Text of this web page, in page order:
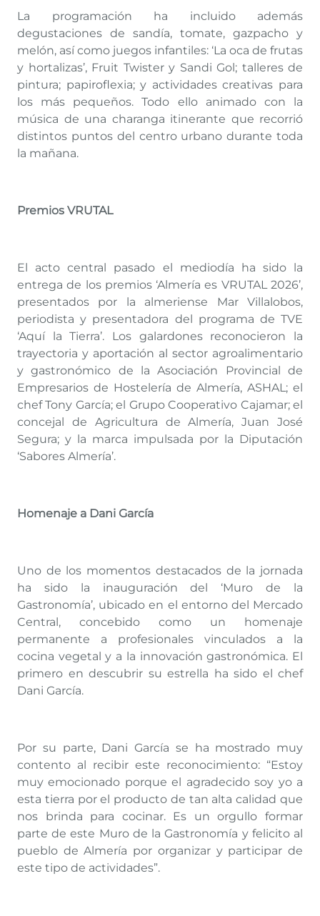
La programación ha incluido además
degustaciones de sandía, tomate, gazpacho y
melón, así como juegos infantiles: ‘La oca de frutas
y hortalizas’, Fruit Twister y Sandi Gol; talleres de
pintura; papiroflexia; y actividades creativas para
los más pequeños. Todo ello animado con la
música de una charanga itinerante que recorrió
distintos puntos del centro urbano durante toda
la mañana.
Premios VRUTAL
El acto central pasado el mediodía ha sido la
entrega de los premios ‘Almería es VRUTAL 2026’,
presentados por la almeriense Mar Villalobos,
periodista y presentadora del programa de TVE
‘Aquí la Tierra’. Los galardones reconocieron la
trayectoria y aportación al sector agroalimentario
y gastronómico de la Asociación Provincial de
Empresarios de Hostelería de Almería, ASHAL; el
chef Tony García; el Grupo Cooperativo Cajamar; el
concejal de Agricultura de Almería, Juan José
Segura; y la marca impulsada por la Diputación
‘Sabores Almería’.
Homenaje a Dani García
Uno de los momentos destacados de la jornada
ha sido la inauguración del ‘Muro de la
Gastronomía’, ubicado en el entorno del Mercado
Central, concebido como un homenaje
permanente a profesionales vinculados a la
cocina vegetal y a la innovación gastronómica. El
primero en descubrir su estrella ha sido el chef
Dani García.
Por su parte, Dani García se ha mostrado muy
contento al recibir este reconocimiento: “Estoy
muy emocionado porque el agradecido soy yo a
esta tierra por el producto de tan alta calidad que
nos brinda para cocinar. Es un orgullo formar
parte de este Muro de la Gastronomía y felicito al
pueblo de Almería por organizar y participar de
este tipo de actividades”.